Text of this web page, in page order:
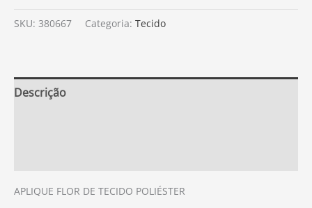
SKU: 380667 Categoria: Tecido
Descrição
APLIQUE FLOR DE TECIDO POLIÉSTER